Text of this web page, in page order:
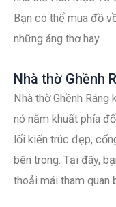
Bạn có thể mua đồ
những áng thơ hay.
Nhà thờ Ghềnh
Nhà thờ Ghềnh
nó nằm khuất phía
lối kiến trúc đẹp,
bên trong. Tại đây,
thoải mái tham quan